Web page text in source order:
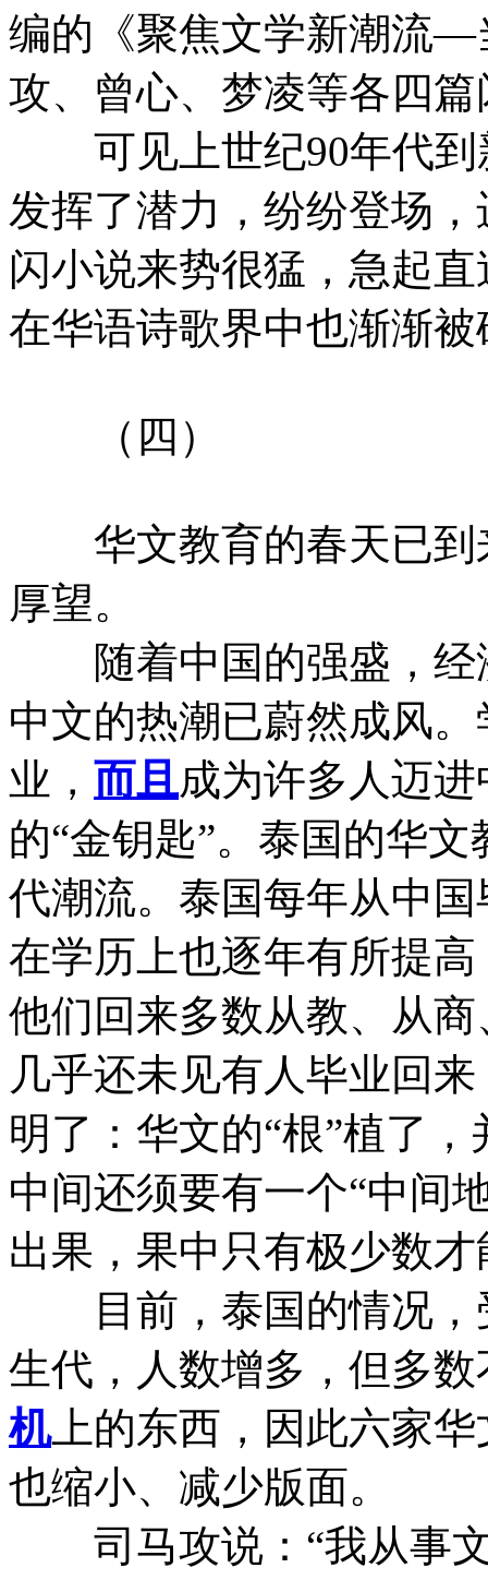
编的《聚焦文学新潮流—
攻、曾心、梦凌等各四
可见上世纪90年代到
发挥了潜力，纷纷登场
闪小说来势很猛，急起
在华语诗歌界中也渐渐
（四）
华文教育的春天已到
厚望。
随着中国的强盛，经
中文的热潮已蔚然成风
业， 而且成为许多人迈
的“金钥匙”。泰国的华
代潮流。泰国每年从中
在学历上也逐年有所提
他们回来多数从教、从
几乎还未见有人毕业回
明了：华文的“根”植了
中间还须要有一个“中间
出果，果中只有极少数
目前，泰国的情况，
生代，人数增多，但多
机上的东西，因此六家
也缩小、减少版面。
司马攻说：“我从事文